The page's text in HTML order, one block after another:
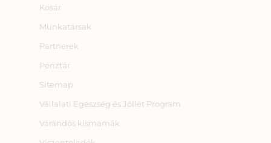
Kosár
Munkatársak
Partnerek
Pénztár
Sitemap
Vállalati Egészség és Jóllét Program
Várandós kismamák